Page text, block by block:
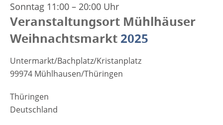
Sonntag 11:00 – 20:00 Uhr
Veranstaltungsort Mühlhäuser
Weihnachtsmarkt 2025
Untermarkt/Bachplatz/Kristanplatz
99974 Mühlhausen/Thüringen
Thüringen
Deutschland